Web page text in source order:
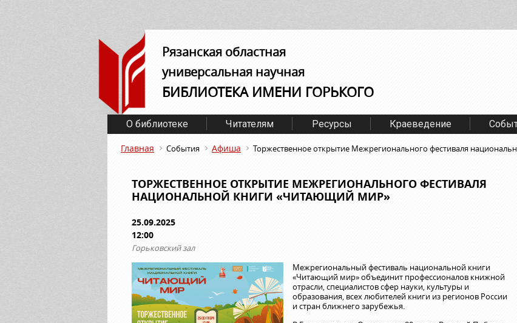
Рязанская областная
универсальная научная
БИБЛИОТЕКА ИМЕНИ ГОРЬКОГО
О библиотеке Читателям Ресурсы Краеведение
Главная События Афиша Торжественное открытие Межрегионального фестиваля
ТОРЖЕСТВЕННОЕ ОТКРЫТИЕ МЕЖРЕГИОНАЛЬНОГО ФЕСТИВАЛЯ
НАЦИОНАЛЬНОЙ КНИГИ «ЧИТАЮЩИЙ МИР»
25.09.2025
12:00
Горьковский зал
Межрегиональный фестиваль национальной книги
«Читающий мир» объединит профессионалов книжной
отрасли, специалистов сфер науки, культуры и
образования, всех любителей книги из регионов России
и стран ближнего зарубежья.